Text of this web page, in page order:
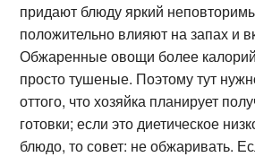
придают блюду яркий
положительно влияют на запах и
Обжаренные овощи более
просто тушеные. Поэтому тут
оттого, что хозяйка планирует
готовки; если это диетическое
блюдо, то совет: не обжаривать.